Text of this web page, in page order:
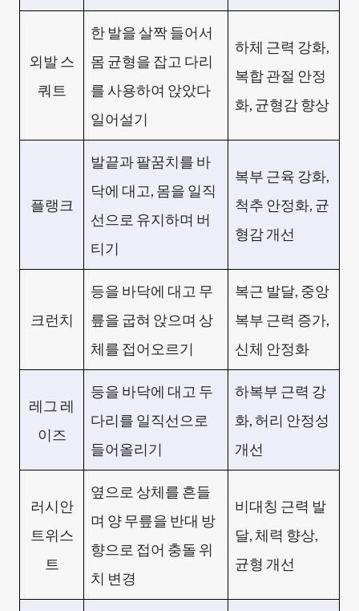
외발 스
쿼트
한 발을 살짝 들어서
몸 균형을 잡고 다리
를 사용하여 앉았다
일어설기
하체 근력 강화,
복합 관절 안정
화, 균형감 향상
플랭크
발끝과 팔꿈치를 바
닥에 대고, 몸을 일직
선으로 유지하며 버
티기
복부 근육 강화,
척추 안정화, 균
형감 개선
크런치
등을 바닥에 대고 무
릎을 굽혀 앉으며 상
체를 접어오르기
복근 발달, 중앙
복부 근력 증가,
신체 안정화
레그 레
이즈
등을 바닥에 대고 두
다리를 일직선으로
들어올리기
하복부 근력 강
화, 허리 안정성
개선
러시안
트위스
트
옆으로 상체를 흔들
며 양 무릎을 반대 방
향으로 접어 충돌 위
치 변경
비대칭 근력 발
달, 체력 향상,
균형 개선